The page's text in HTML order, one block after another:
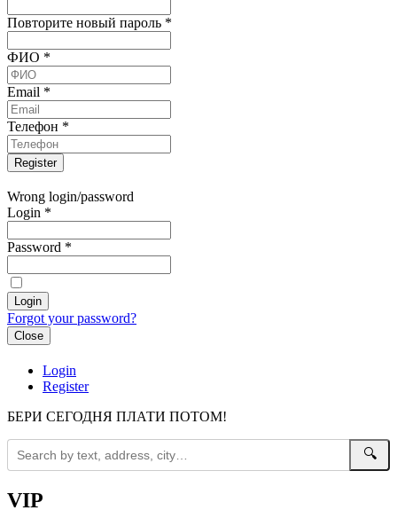
Повторите новый пароль *
ФИО *
Email *
Телефон *
Wrong login/password
Login *
Password *
Forgot your password?
Close
Login
Register
БЕРИ СЕГОДНЯ ПЛАТИ ПОТОМ!
🔍
VIP